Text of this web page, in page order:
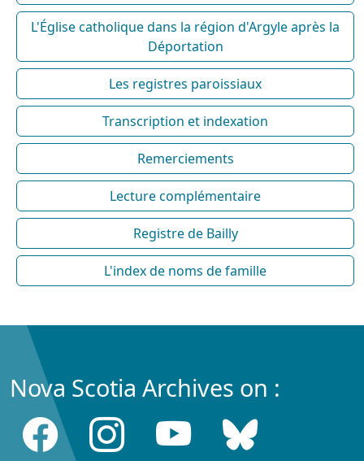
L'Église catholique dans la région d'Argyle après la
Déportation
Les registres paroissiaux
Transcription et indexation
Remerciements
Lecture complémentaire
Registre de Bailly
L'index de noms de famille
Nova Scotia Archives on :